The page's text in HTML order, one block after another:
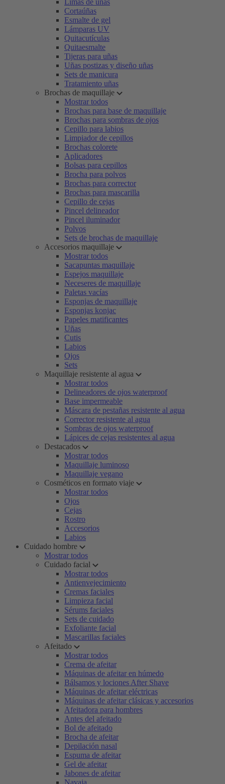
Limas de uñas
Cortaúñas
Esmalte de gel
Lámparas UV
Quitacutículas
Quitaesmalte
Tijeras para uñas
Uñas postizas y diseño uñas
Sets de manicura
Tratamiento uñas
Brochas de maquillaje
Mostrar todos
Brochas para base de maquillaje
Brochas para sombras de ojos
Cepillo para labios
Limpiador de cepillos
Brochas colorete
Aplicadores
Bolsas para cepillos
Brocha para polvos
Brochas para corrector
Brochas para mascarilla
Cepillo de cejas
Pincel delineador
Pincel iluminador
Polvos
Sets de brochas de maquillaje
Accesorios maquillaje
Mostrar todos
Sacapuntas maquillaje
Espejos maquillaje
Neceseres de maquillaje
Paletas vacías
Esponjas de maquillaje
Esponjas konjac
Papeles matificantes
Uñas
Cutis
Labios
Ojos
Sets
Maquillaje resistente al agua
Mostrar todos
Delineadores de ojos waterproof
Base impermeable
Máscara de pestañas resistente al agua
Corrector resistente al agua
Sombras de ojos waterproof
Lápices de cejas resistentes al agua
Destacados
Mostrar todos
Maquillaje luminoso
Maquillaje vegano
Cosméticos en formato viaje
Mostrar todos
Ojos
Cejas
Rostro
Accesorios
Labios
Cuidado hombre
Mostrar todos
Cuidado facial
Mostrar todos
Antienvejecimiento
Cremas faciales
Limpieza facial
Sérums faciales
Sets de cuidado
Exfoliante facial
Mascarillas faciales
Afeitado
Mostrar todos
Crema de afeitar
Máquinas de afeitar en húmedo
Bálsamos y lociones After Shave
Máquinas de afeitar eléctricas
Máquinas de afeitar clásicas y accesorios
Afeitadora para hombres
Antes del afeitado
Bol de afeitado
Brocha de afeitar
Depilación nasal
Espuma de afeitar
Gel de afeitar
Jabones de afeitar
Navaja